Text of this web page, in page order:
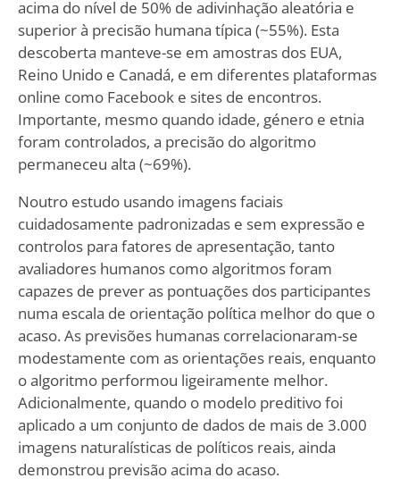
acima do nível de 50% de adivinhação aleatória e
superior à precisão humana típica (~55%). Esta
descoberta manteve-se em amostras dos EUA,
Reino Unido e Canadá, e em diferentes plataformas
online como Facebook e sites de encontros.
Importante, mesmo quando idade, género e etnia
foram controlados, a precisão do algoritmo
permaneceu alta (~69%).
Noutro estudo usando imagens faciais
cuidadosamente padronizadas e sem expressão e
controlos para fatores de apresentação, tanto
avaliadores humanos como algoritmos foram
capazes de prever as pontuações dos participantes
numa escala de orientação política melhor do que o
acaso. As previsões humanas correlacionaram-se
modestamente com as orientações reais, enquanto
o algoritmo performou ligeiramente melhor.
Adicionalmente, quando o modelo preditivo foi
aplicado a um conjunto de dados de mais de 3.000
imagens naturalísticas de políticos reais, ainda
demonstrou previsão acima do acaso.